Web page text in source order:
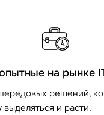
на рынке
решений,
и расти.